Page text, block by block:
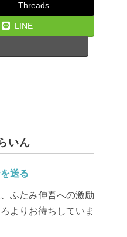
Threads
LINE
いん
送る
ふたみ伸吾への激励
よりお待ちしていま